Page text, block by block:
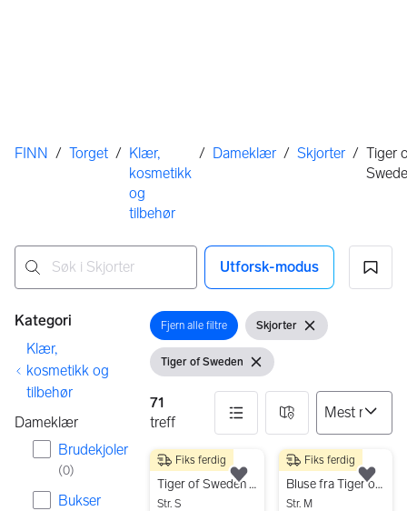
Her er du
FINN / Torget / Klær,
kosmetikk
og
tilbehør
/ Dameklær / Skjorter / Tiger
Utforsk-modus
Filtre
Kategori
Klær,
kosmetikk og
tilbehør
Dameklær
Brudekjoler
(0)
Bukser
Åpne filter
Fjern alle filtre Vis filter
Skjorter Fjern filter
Vis filter
Tiger of Sweden
Fjern filter
71
treff
71 resultater
200 kr
Tiger of Sweden damebluse
Str. S
Fiks ferdig
Legg til som favoritt.
300 kr
Bluse fra Tiger of Sweden str 40
Str. M
Fiks ferdig